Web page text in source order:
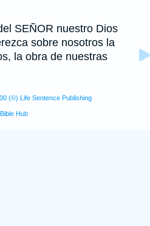
SEÑOR nuestro Dios
sobre nosotros la
la obra de nuestras
(©) Life Sentence Publishing
Bible Hub